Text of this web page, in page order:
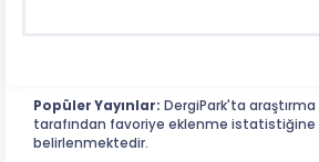
Popüler Yayınlar: DergiPark'ta
tarafından favoriye eklenme
belirlenmektedir.